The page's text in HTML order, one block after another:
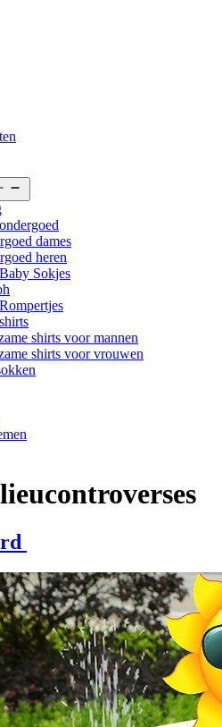
menu
dames
heren
Sokjes
shirts voor mannen
shirts voor vrouwen